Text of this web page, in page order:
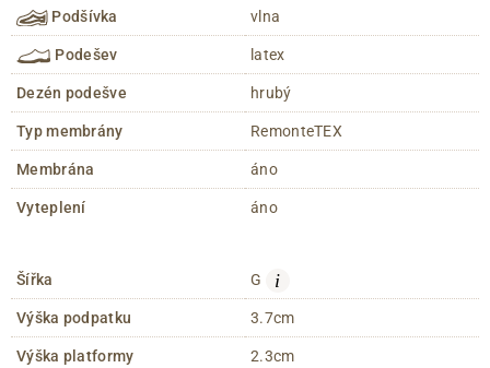
Podšívka vlna
Podešev latex
Dezén podešve hrubý
Typ membrány RemonteTEX
Membrána áno
Vyteplení áno
Šířka G i
Výška podpatku 3.7cm
Výška platformy 2.3cm